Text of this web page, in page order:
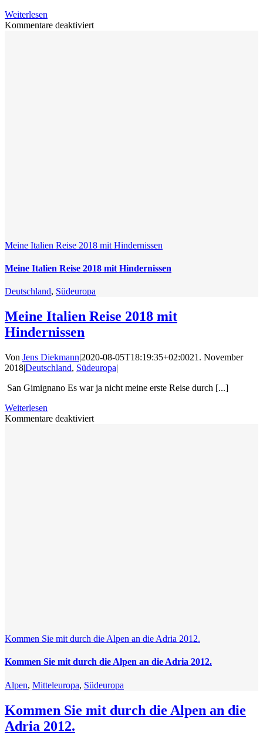
Weiterlesen
Kommentare deaktiviertfür
Meine Italien Reise 2018 mit Hindernissen
Meine Italien Reise 2018 mit Hindernissen
Deutschland, Südeuropa
Meine Italien Reise 2018 mit
Hindernissen
Von Jens Diekmann|2020-08-05T18:19:35+02:0021. November
2018|Deutschland, Südeuropa|
San Gimignano Es war ja nicht meine erste Reise durch [...]
Weiterlesen
Kommentare deaktiviertfür
Kommen Sie mit durch die Alpen an die Adria 2012.
Kommen Sie mit durch die Alpen an die Adria 2012.
Alpen, Mitteleuropa, Südeuropa
Kommen Sie mit durch die Alpen an die
Adria 2012.